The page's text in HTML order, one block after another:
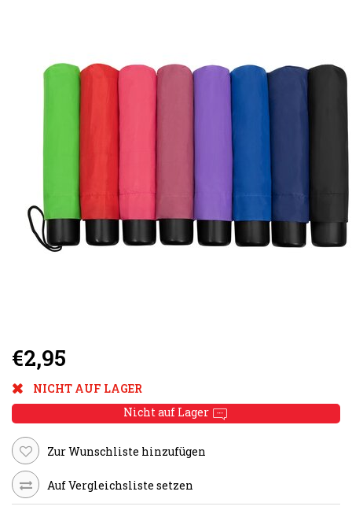
€2,95
NICHT AUF LAGER
Nicht auf Lager
Zur Wunschliste hinzufügen
Auf Vergleichsliste setzen